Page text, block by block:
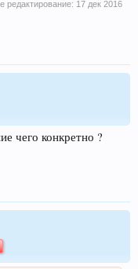
редактирование: 17 дек 2016
чего конкретно ?